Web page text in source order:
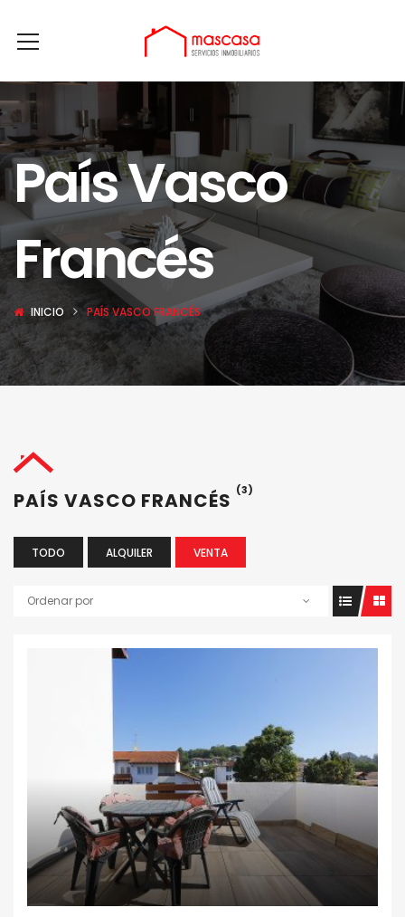
País Vasco
Francés
INICIO PAÍS VASCO FRANCÉS
PAÍS VASCO FRANCÉS (3)
TODO ALQUILER VENTA
Ordenar por